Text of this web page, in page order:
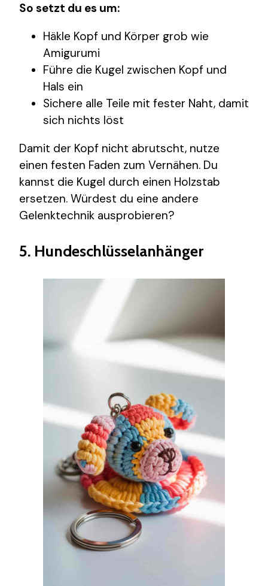
So setzt du es um:
Häkle Kopf und Körper grob wie
Amigurumi
Führe die Kugel zwischen Kopf und
Hals ein
Sichere alle Teile mit fester Naht, damit
sich nichts löst
Damit der Kopf nicht abrutscht, nutze
einen festen Faden zum Vernähen. Du
kannst die Kugel durch einen Holzstab
ersetzen. Würdest du eine andere
Gelenktechnik ausprobieren?
5. Hundeschlüsselanhänger